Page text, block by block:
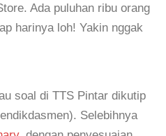
Ada puluhan ribu orang
harinya loh! Yakin nggak
soal di TTS Pintar dikutip
Selebihnya